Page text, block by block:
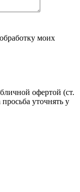
моих
офертой (ст.
уточнять у